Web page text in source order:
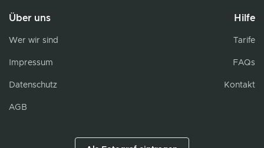
Über uns
Wer wir sind
Impressum
Datenschutz
AGB
Hilfe
Tarife
FAQs
Kontakt